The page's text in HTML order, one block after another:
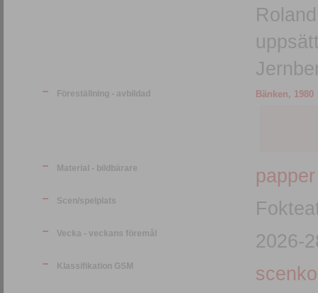
Föreställning - avbildad Bänken, 1980
Material - bildbärare papper
Scen/spelplats
Vecka - veckans föremål 2026-
Klassifikation GSM